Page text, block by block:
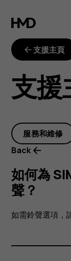
如
何
為
SIM1
和
SIM2
設
定
不
支援主頁
支援
服務和維修
Back
如何為
聲？
如需鈴聲選項，